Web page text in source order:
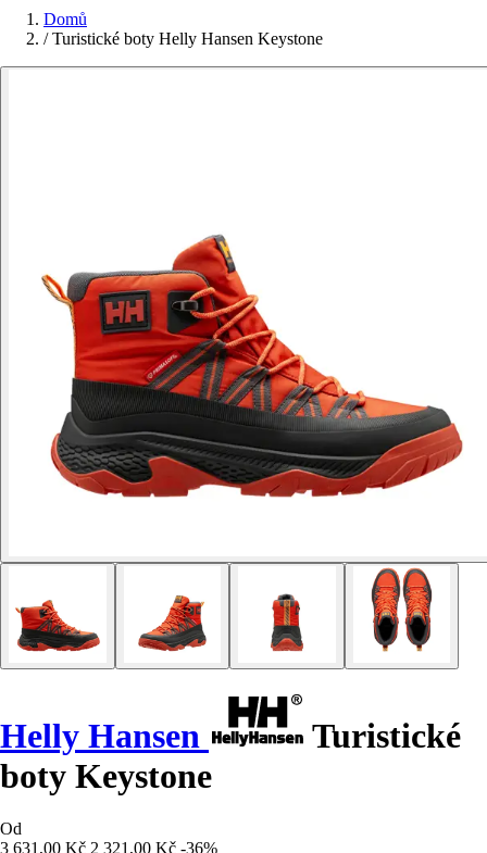
Domů
/ Turistické boty Helly Hansen Keystone
Helly Hansen
Turistické
boty Keystone
Od
3 631,00 Kč 2 321,00 Kč -36%